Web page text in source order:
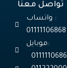
تواصل معنا
واتساب :
01111106868
موبايل: